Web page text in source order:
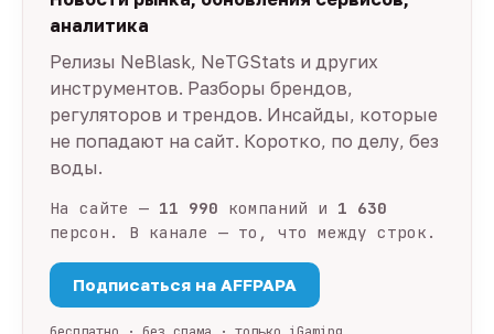
аналитика
Релизы NeBlask, NeTGStats и других
инструментов. Разборы брендов,
регуляторов и трендов. Инсайды, которые
не попадают на сайт. Коротко, по делу, без
воды.
На сайте — 11 990 компаний и 1 630
персон. В канале — то, что между строк.
Подписаться на AFFPAPA